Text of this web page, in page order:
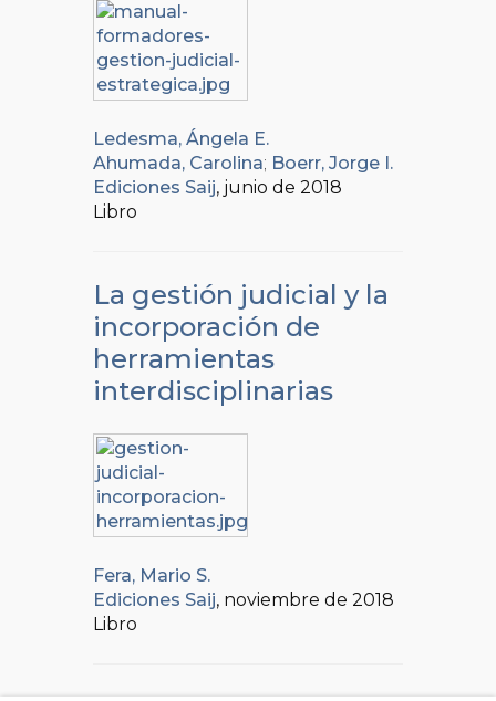
Ledesma, Ángela E.
Ahumada, Carolina; Boerr, Jorge I.
Ediciones Saij, junio de 2018
Libro
La gestión judicial y la
incorporación de
herramientas
interdisciplinarias
Fera, Mario S.
Ediciones Saij, noviembre de 2018
Libro